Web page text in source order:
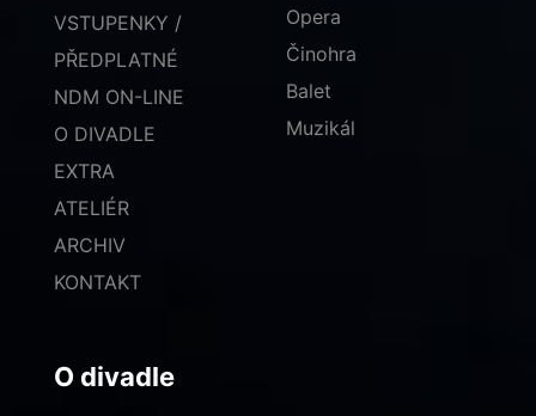
VSTUPENKY /
PŘEDPLATNÉ
NDM ON-LINE
O DIVADLE
EXTRA
ATELIÉR
ARCHIV
KONTAKT
Opera
Činohra
Balet
Muzikál
O divadle